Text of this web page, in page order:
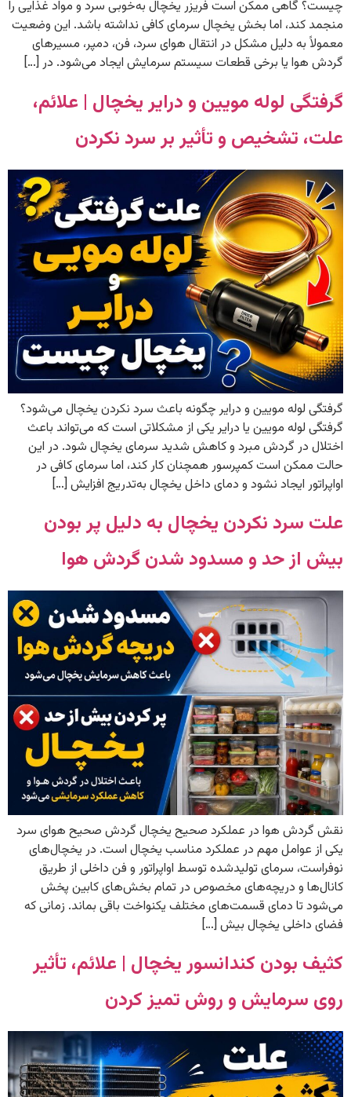
چیست؟ گاهی ممکن است فریزر یخچال به‌خوبی سرد و مواد غذایی را
منجمد کند، اما بخش یخچال سرمای کافی نداشته باشد. این وضعیت
معمولاً به دلیل مشکل در انتقال هوای سرد، فن، دمپر، مسیرهای
گردش هوا یا برخی قطعات سیستم سرمایش ایجاد می‌شود. در […]
گرفتگی لوله مویین و درایر یخچال | علائم،
علت، تشخیص و تأثیر بر سرد نکردن
گرفتگی لوله مویین و درایر چگونه باعث سرد نکردن یخچال می‌شود؟
گرفتگی لوله مویین یا درایر یکی از مشکلاتی است که می‌تواند باعث
اختلال در گردش مبرد و کاهش شدید سرمای یخچال شود. در این
حالت ممکن است کمپرسور همچنان کار کند، اما سرمای کافی در
اواپراتور ایجاد نشود و دمای داخل یخچال به‌تدریج افزایش […]
علت سرد نکردن یخچال به دلیل پر بودن
بیش از حد و مسدود شدن گردش هوا
نقش گردش هوا در عملکرد صحیح یخچال گردش صحیح هوای سرد
یکی از عوامل مهم در عملکرد مناسب یخچال است. در یخچال‌های
نوفراست، سرمای تولیدشده توسط اواپراتور و فن داخلی از طریق
کانال‌ها و دریچه‌های مخصوص در تمام بخش‌های کابین پخش
می‌شود تا دمای قسمت‌های مختلف یکنواخت باقی بماند. زمانی که
فضای داخلی یخچال بیش […]
کثیف بودن کندانسور یخچال | علائم، تأثیر
روی سرمایش و روش تمیز کردن